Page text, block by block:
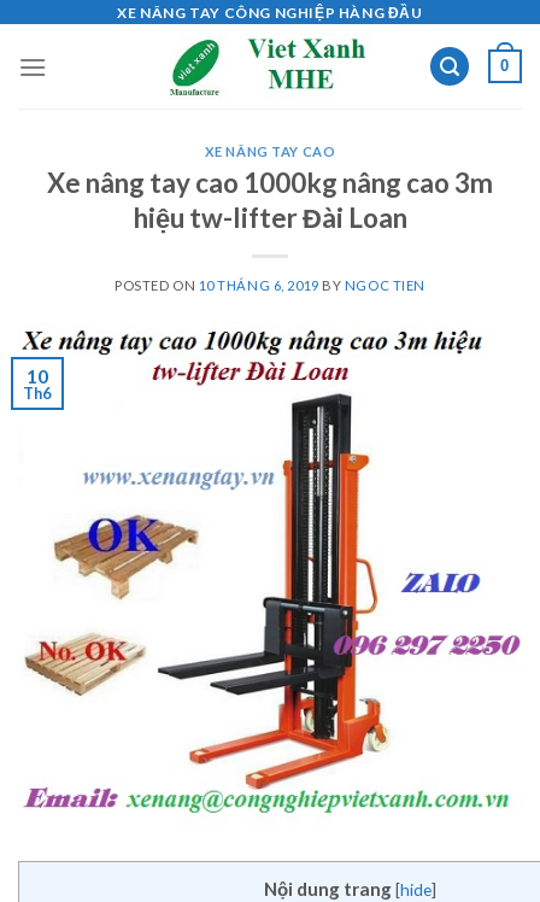
content
XE NÂNG TAY CÔNG NGHIỆP HÀNG ĐẦU
0
XE NÂNG TAY CAO
Xe nâng tay cao 1000kg nâng cao 3m
hiệu tw-lifter Đài Loan
POSTED ON 10 THÁNG 6, 2019 BY NGOC TIEN
10
Th6
Nội dung trang[hide]